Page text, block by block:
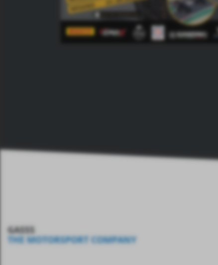
GASSS
THE MOTORSPORT COMPANY